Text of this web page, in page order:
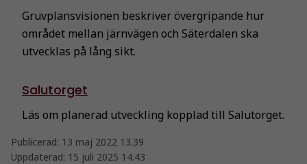
Gruvplansvisionen beskriver övergripande hur
området mellan järnvägen och Säterdalen ska
utvecklas på lång sikt.
Salutorget
Läs om planerad utveckling kopplad till Salutorget.
Publicerad: 13 maj 2022 13.39
Uppdaterad: 15 juli 2025 14.43